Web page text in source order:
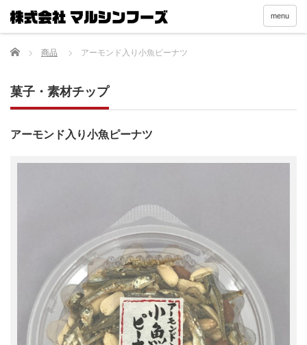
menu
Home 商品 アーモンド入り小魚ピーナツ
菓子・素材チップ
アーモンド入り小魚ピーナツ